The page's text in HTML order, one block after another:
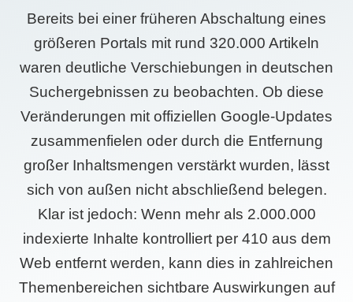
Bereits bei einer früheren Abschaltung eines
größeren Portals mit rund 320.000 Artikeln
waren deutliche Verschiebungen in deutschen
Suchergebnissen zu beobachten. Ob diese
Veränderungen mit offiziellen Google-Updates
zusammenfielen oder durch die Entfernung
großer Inhaltsmengen verstärkt wurden, lässt
sich von außen nicht abschließend belegen.
Klar ist jedoch: Wenn mehr als 2.000.000
indexierte Inhalte kontrolliert per 410 aus dem
Web entfernt werden, kann dies in zahlreichen
Themenbereichen sichtbare Auswirkungen auf